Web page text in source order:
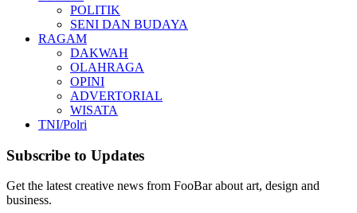
POLITIK
SENI DAN BUDAYA
RAGAM
DAKWAH
OLAHRAGA
OPINI
ADVERTORIAL
WISATA
TNI/Polri
Subscribe to Updates
Get the latest creative news from FooBar about art, design and
business.